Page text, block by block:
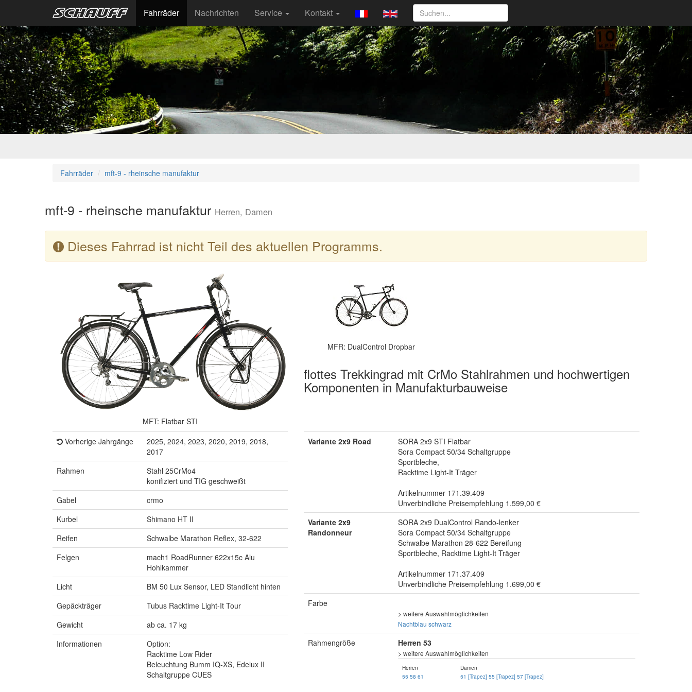
Fahrräder Nachrichten Service Kontakt
Fahrräder mft-9 - rheinsche manufaktur
mft-9 - rheinsche manufaktur Herren, Damen
Dieses Fahrrad ist nicht Teil des aktuellen Programms.
MFT: Flatbar STI
MFR: DualControl Dropbar
flottes Trekkingrad mit CrMo Stahlrahmen und hochwertigen
Komponenten in Manufakturbauweise
Vorherige Jahrgänge
2025, 2024, 2023, 2020, 2019, 2018,
2017
Rahmen
Stahl 25CrMo4
konifiziert und TIG geschweißt
Gabel
crmo
Kurbel
Shimano HT II
Reifen
Schwalbe Marathon Reflex, 32-622
Felgen
mach1 RoadRunner 622x15c Alu
Hohlkammer
Licht
BM 50 Lux Sensor, LED Standlicht hinten
Gepäckträger
Tubus Racktime Light-It Tour
Gewicht
ab ca. 17 kg
Informationen
Option:
Racktime Low Rider
Beleuchtung Bumm IQ-XS, Edelux II
Schaltgruppe CUES
Variante 2x9 Road
SORA 2x9 STI Flatbar
Sora Compact 50/34 Schaltgruppe
Sportbleche,
Racktime Light-It Träger
Artikelnummer 171.39.409
Unverbindliche Preisempfehlung 1.599,00 €
Variante 2x9
Randonneur
SORA 2x9 DualControl Rando-lenker
Sora Compact 50/34 Schaltgruppe
Schwalbe Marathon 28-622 Bereifung
Sportbleche, Racktime Light-It Träger
Artikelnummer 171.37.409
Unverbindliche Preisempfehlung 1.699,00 €
Farbe
> weitere Auswahlmöglichkeiten
Nachtblau schwarz
Rahmengröße Herren 53
> weitere Auswahlmöglichkeiten
Herren
55 58 61
Damen
51 [Trapez] 55 [Trapez] 57 [Trapez]